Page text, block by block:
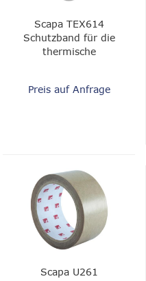
Scapa TEX614
Schutzband für die
thermische
Preis auf Anfrage
Scapa U261